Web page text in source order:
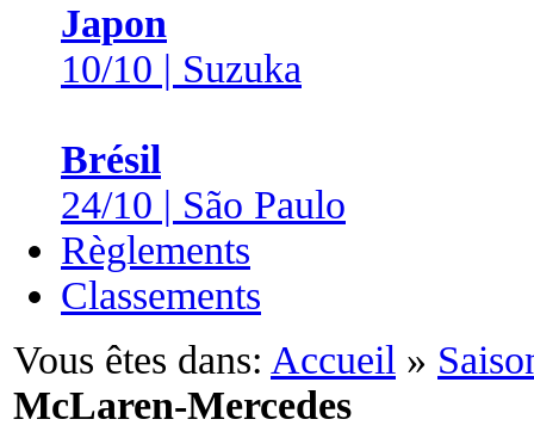
Japon
10/10 | Suzuka
Brésil
24/10 | São Paulo
Règlements
Classements
Vous êtes dans: Accueil »
McLaren-Mercedes